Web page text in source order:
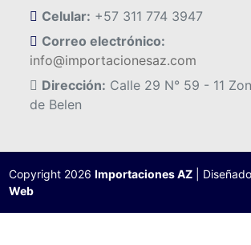
Celular: +57 311 774 3947
Correo electrónico:
info@importacionesaz.com
Dirección: Calle 29 N° 59 - 11
de Belen
Copyright 2026Importaciones AZ |
Web